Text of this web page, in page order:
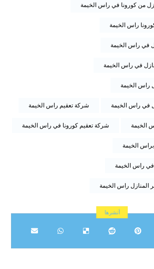
من كورونا في راس الخيمة
راس الخيمة
في راس الخيمة
في راس الخيمة
راس الخيمة
في راس الخيمة شركة تعقيم راس الخيمة
الخيمة شركة تعقيم كورونا في راس الخيمة
الخيمة
راس الخيمة
المنازل راس الخيمة